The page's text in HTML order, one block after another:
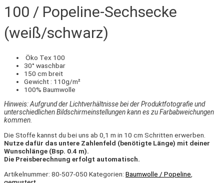
100 / Popeline-Sechsecke
(weiß/schwarz)
Öko Tex 100
30° waschbar
150 cm breit
Gewicht : 110g/m²
100% Baumwolle
Hinweis: Aufgrund der Lichtverhältnisse bei der Produktfotografie und
unterschiedlichen Bildschirmeinstellungen kann es zu Farbabweichungen
kommen.
Die Stoffe kannst du bei uns ab 0,1 m in 10 cm Schritten erwerben.
Nutze dafür das untere Zahlenfeld (benötigte Länge) mit deiner
Wunschlänge (Bsp. 0.4 m).
Die Preisberechnung erfolgt automatisch.
Artikelnummer: 80-507-050 Kategorien: Baumwolle / Popeline